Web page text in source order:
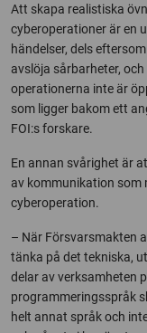
Att skapa realistiska
cyberoperationer är en
händelser, dels
avslöja sårbarheter,
operationerna inte är
som ligger bakom ett
FOI:s forskare.
En annan svårighet är
av kommunikation som
cyberoperation.
– När Försvarsmakten
tänka på det tekniska,
delar av verksamheten
programmeringsspråk
helt annat språk och